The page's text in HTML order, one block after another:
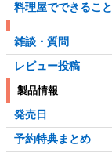
料理屋でできること
雑談・質問
レビュー投稿
製品情報
発売日
予約特典まとめ